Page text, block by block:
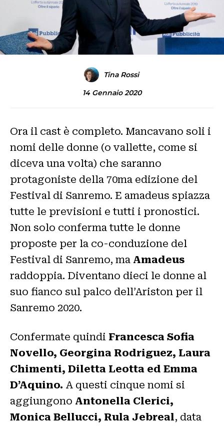
Tina Rossi
14 Gennaio 2020
Ora il cast è completo. Mancavano soli i
nomi delle donne (o vallette, come si
diceva una volta) che saranno
protagoniste della 70ma edizione del
Festival di Sanremo. E amadeus spiazza
tutte le previsioni e tutti i pronostici.
Non solo conferma tutte le donne
proposte per la co-conduzione del
Festival di Sanremo, ma Amadeus
raddoppia. Diventano dieci le donne al
suo fianco sul palco dell’Ariston per il
Sanremo 2020.
Confermate quindi Francesca Sofia
Novello, Georgina Rodriguez, Laura
Chimenti, Diletta Leotta ed Emma
D’Aquino. A questi cinque nomi si
aggiungono Antonella Clerici,
Monica Bellucci, Rula Jebreal, data